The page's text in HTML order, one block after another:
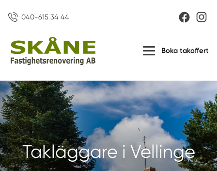
040-615 34 44
Boka takoffert
Takläggare i Vellinge